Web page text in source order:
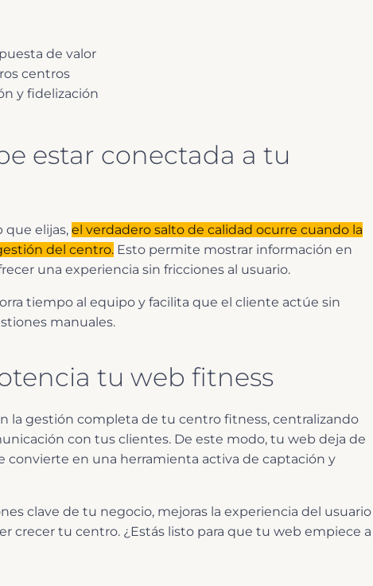
de valor
centros
y fidelización
estar conectada a tu
elijas, el verdadero salto de calidad ocurre cuando la
del centro. Esto permite mostrar información en
una experiencia sin fricciones al usuario.
tiempo al equipo y facilita que el cliente actúe sin
manuales.
tu web fitness
la gestión completa de tu centro fitness, centralizando
con tus clientes. De este modo, tu web deja de
convierte en una herramienta activa de captación y
clave de tu negocio, mejoras la experiencia del usuario
crecer tu centro. ¿Estás listo para que tu web empiece a